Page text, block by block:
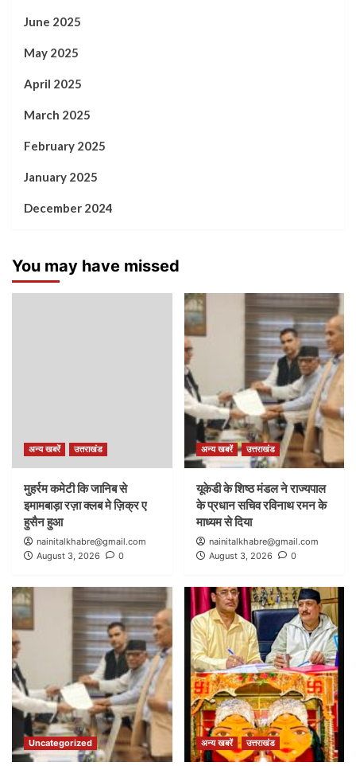
June 2025
May 2025
April 2025
March 2025
February 2025
January 2025
December 2024
You may have missed
अन्य खबरें उत्तराखंड
मुहर्रम कमेटी कि जानिब से
इमामबाड़ा रज़ा क्लब मे ज़िक्र ए
हुसैन हुआ
nainitalkhabre@gmail.com
August 3, 2026
0
अन्य खबरें उत्तराखंड
यूकेडी के शिष्ठ मंडल ने राज्यपाल
के प्रधान सचिव रविनाथ रमन के
माध्यम से दिया
nainitalkhabre@gmail.com
August 3, 2026
0
Uncategorized अन्य खबरें उत्तराखंड